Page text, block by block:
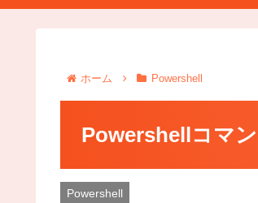
ホーム Powershell
Powershellコマ
Powershell